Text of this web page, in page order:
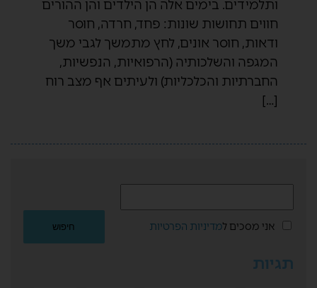
ותלמידים. בימים אלה הן הילדים והן ההורים
חווים תחושות שונות: פחד, חרדה, חוסר
ודאות, חוסר אונים, לחץ מתמשך לגבי משך
המגפה והשלכותיה (הרפואיות, הנפשיות,
החברתיות והכלכליות) ולעיתים אף מצב רוח
[…]
אני מסכים למדיניות הפרטיות
תגיות